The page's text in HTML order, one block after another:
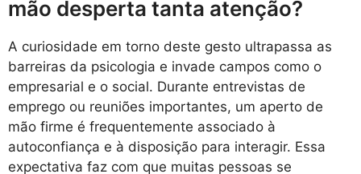
mão desperta tanta atenção?
A curiosidade em torno deste gesto ultrapassa as
barreiras da psicologia e invade campos como o
empresarial e o social. Durante entrevistas de
emprego ou reuniões importantes, um aperto de
mão firme é frequentemente associado à
autoconfiança e à disposição para interagir. Essa
expectativa faz com que muitas pessoas se